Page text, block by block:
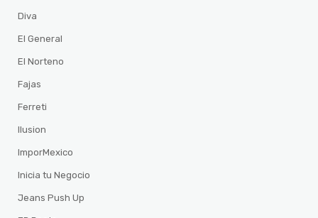
Diva
El General
El Norteno
Fajas
Ferreti
Ilusion
ImporMexico
Inicia tu Negocio
Jeans Push Up